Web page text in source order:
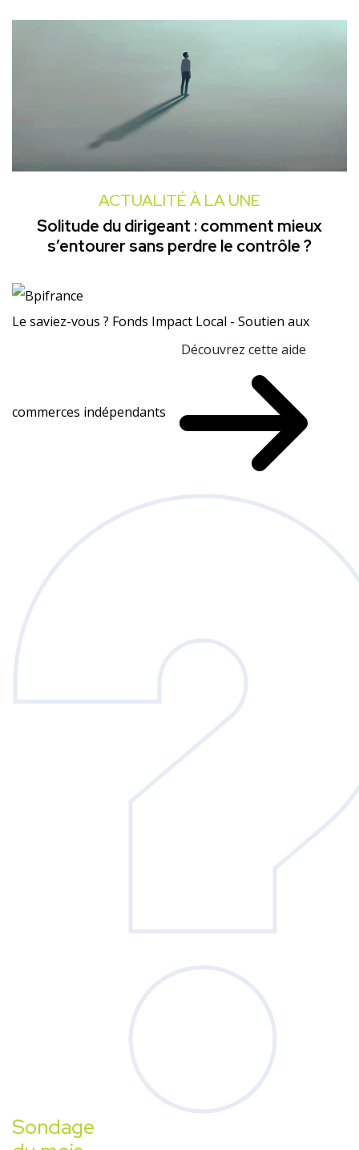
ACTUALITÉ À LA UNE
Solitude du dirigeant : comment mieux
s’entourer sans perdre le contrôle ?
Le saviez-vous ? Fonds Impact Local - Soutien aux
commerces indépendants
Découvrez cette aide
Sondage